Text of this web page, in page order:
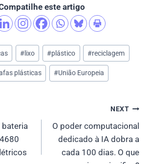
este artigo
# lixo #plástico #reciclagem
plásticas #União Europeia
bateria
NEXT
O poder computacional
dedicado à IA dobra a
cada 100 dias. O que